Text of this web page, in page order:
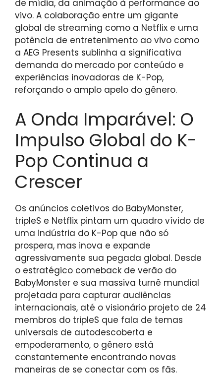
de mídia, da animação à performance ao
vivo. A colaboração entre um gigante
global de streaming como a Netflix e uma
potência de entretenimento ao vivo como
a AEG Presents sublinha a significativa
demanda do mercado por conteúdo e
experiências inovadoras de K-Pop,
reforçando o amplo apelo do gênero.
A Onda Imparável: O
Impulso Global do K-
Pop Continua a
Crescer
Os anúncios coletivos do BabyMonster,
tripleS e Netflix pintam um quadro vívido de
uma indústria do K-Pop que não só
prospera, mas inova e expande
agressivamente sua pegada global. Desde
o estratégico comeback de verão do
BabyMonster e sua massiva turnê mundial
projetada para capturar audiências
internacionais, até o visionário projeto de 24
membros do tripleS que fala de temas
universais de autodescoberta e
empoderamento, o gênero está
constantemente encontrando novas
maneiras de se conectar com os fãs.